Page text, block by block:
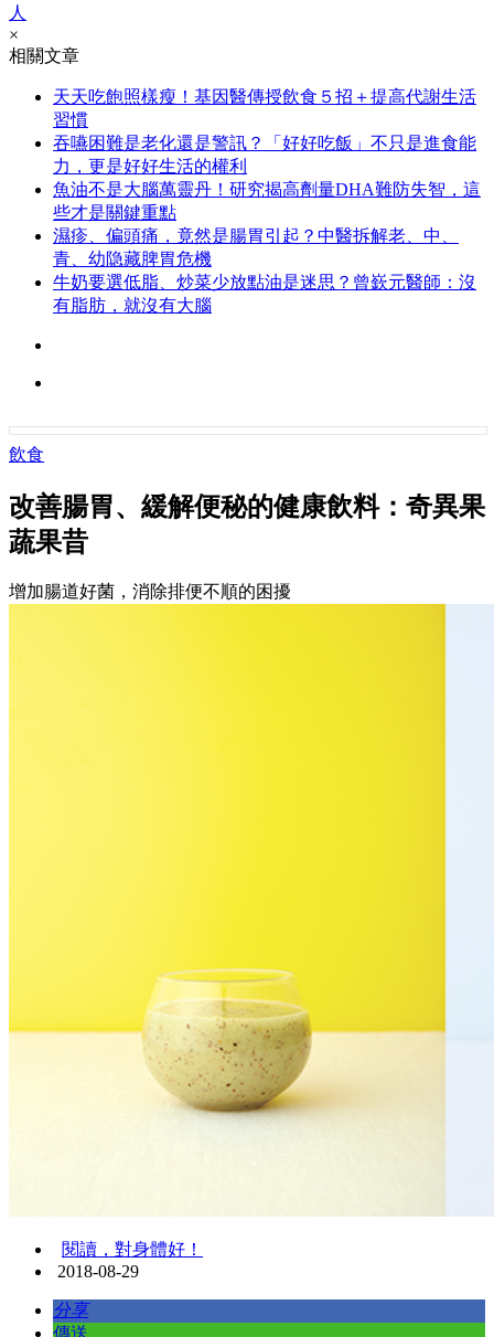
人
×
相關文章
天天吃飽照樣瘦！基因醫傳授飲食５招＋提高代謝生活
習慣
吞嚥困難是老化還是警訊？「好好吃飯」不只是進食能
力，更是好好生活的權利
魚油不是大腦萬靈丹！研究揭高劑量DHA難防失智，這
些才是關鍵重點
濕疹、偏頭痛，竟然是腸胃引起？中醫拆解老、中、
青、幼隐藏脾胃危機
牛奶要選低脂、炒菜少放點油是迷思？曾嶔元醫師：沒
有脂肪，就沒有大腦
飲食
改善腸胃、緩解便秘的健康飲料：奇異果
蔬果昔
增加腸道好菌，消除排便不順的困擾
閱讀，對身體好！
2018-08-29
分享